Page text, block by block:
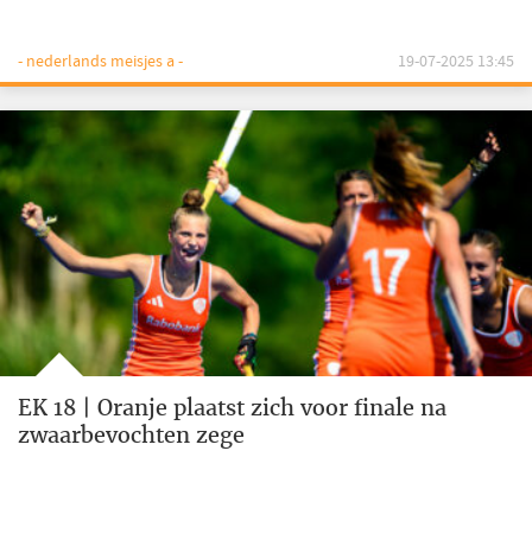
- nederlands meisjes a - 19-07-2025 13:45
EK 18 | Oranje plaatst zich voor finale na
zwaarbevochten zege